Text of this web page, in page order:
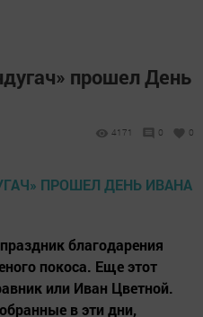
прошел День
4171 0 0
благодарения
покоса. Еще этот
или Иван Цветной.
в эти дни,